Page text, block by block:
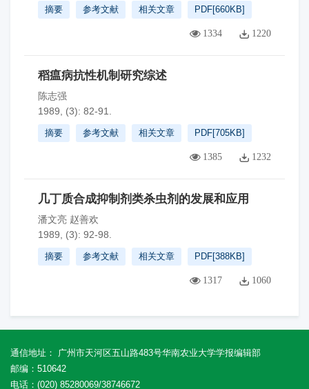
摘要 参考文献 相关文章 PDF[660KB]
1334 1220
稻瘟病抗性机制研究综述
陈志强
1989, (3): 82-91.
摘要 参考文献 相关文章 PDF[705KB]
1385 1232
几丁质合成抑制剂类杀虫剂的发展和应用
潘文亮 赵善欢
1989, (3): 92-98.
摘要 参考文献 相关文章 PDF[388KB]
1317 1060
通信地址： 广州市天河区五山路483号华南农业大学学报编辑部
邮编：510642
电话：(020) 85280069/38746672